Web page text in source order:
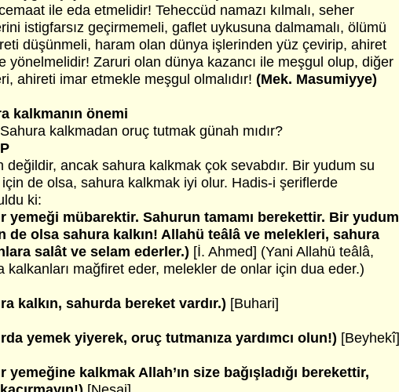
ile eda etmelidir! Teheccüd namazı kılmalı, seher
istigfarsız geçirmemeli, gaflet uykusuna dalmamalı, ölümü
düşünmeli, haram olan dünya işlerinden yüz çevirip, ahiret
yönelmelidir! Zaruri olan dünya kazancı ile meşgul olup, diğer
ahireti imar etmekle meşgul olmalıdır! (Mek. Masumiyye)
kalkmanın önemi
Sahura kalkmadan oruç tutmak günah mıdır?
değildir, ancak sahura kalkmak çok sevabdır. Bir yudum su
de olsa, sahura kalkmak iyi olur. Hadis-i şeriflerde
ki:
yemeği mübarektir. Sahurun tamamı berekettir. Bir yudum
de olsa sahura kalkın! Allahü teâlâ ve melekleri, sahura
salât ve selam ederler.) [İ. Ahmed] (Yani Allahü teâlâ,
kalkanları mağfiret eder, melekler de onlar için dua eder.)
kalkın, sahurda bereket vardır.) [Buhari]
yemek yiyerek, oruç tutmanıza yardımcı olun!) [Beyhekî]
yemeğine kalkmak Allah’ın size bağışladığı berekettir,